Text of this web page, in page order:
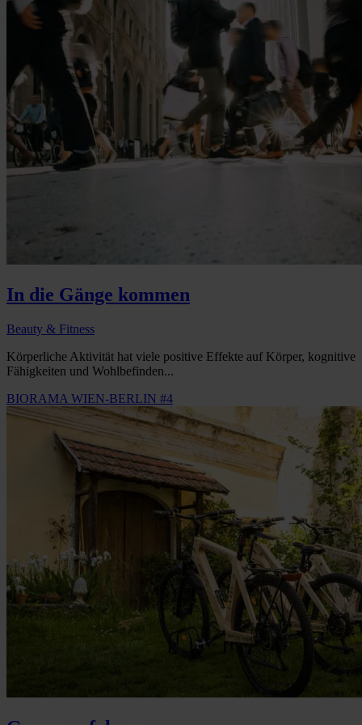
In die Gänge kommen
Beauty & Fitness
Körperliche Aktivität hat viele positive Effekte auf Körper, kognitive
Fähigkeiten und Wohlbefinden...
BIORAMA WIEN-BERLIN #4